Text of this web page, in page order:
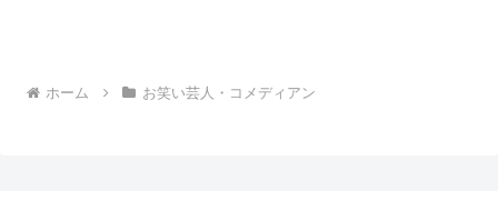
ホーム お笑い芸人・コメディアン